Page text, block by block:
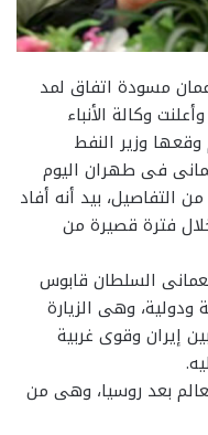
عمان مسودة اتفاق لمد
وكالة الأنباء
وقعها وزير النفط
فى طهران اليوم
التفاصيل، بيد أنه أفاد
فترة قصيرة من
السلطان قابوس
ودولية، وهى الزيارة
إيران وقوى غربية
بعد روسيا، وهى من